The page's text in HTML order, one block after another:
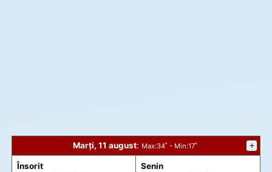
Marți, 11 august: Max:34˚ - Min:17˚ +
Însorit
Senin